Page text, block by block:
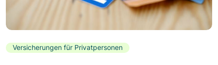
Versicherungen für Privatpersonen